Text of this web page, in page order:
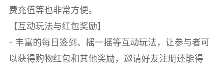
费充值等也非常方便。
【互动玩法与红包奖励】
- 丰富的每日签到、摇一摇等互动玩法，让参与者可
以获得购物红包和其他奖励，邀请好友注册还能得